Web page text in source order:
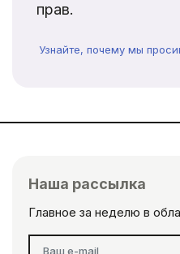
прав.
Узнайте, почему мы
Наша рассылка
Главное за неделю в